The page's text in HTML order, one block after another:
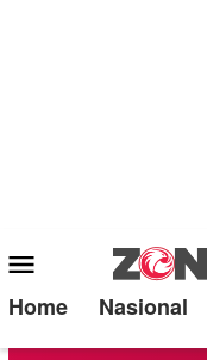
Mobile
Menu
Home Nasional